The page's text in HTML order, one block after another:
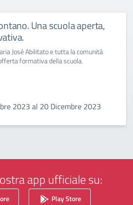
Una scuola aperta,
José Abilitato e tutta la comunità
formativa della scuola.
2023 al 20 Dicembre 2023
app ufficiale su:
Play Store